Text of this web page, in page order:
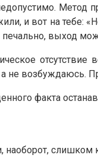
и вот на тебе:
печально, выход
не возбуждаюсь.
факта
слишком